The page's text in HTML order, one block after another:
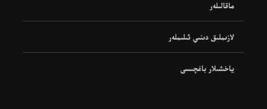
ماقالىلەر
لازىملىق دىنىي ئىلىملەر
ياخشىلار باغچىسى